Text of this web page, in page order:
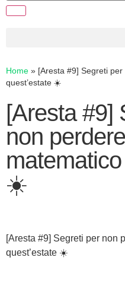
Home » [Aresta #9] Segreti
quest’estate ☀️
[Aresta #9]
non
☀️
[Aresta #9] Segreti per non
quest’estate ☀️